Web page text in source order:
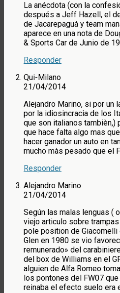
La anécdota (con la
después a Jeff Hazell, el
de Jacarepaguá y team
aparece en una nota de
& Sports Car de Junio de
Responder
Qui-Milano
21/04/2014
Alejandro Marino, si por un
por la idiosincracia de los
que son italianos tambièn,)
que hace falta algo mas
hacer ganador un auto en
mucho màs pesado que el
Responder
Alejandro Marino
21/04/2014
Según las malas lenguas (
viejo articulo sobre
pole position de Giacomelli
Glen en 1980 se vio
remunerado» del
del box de Williams en el
alguien de Alfa Romeo
los pontones del FW07
reinaba el efecto suelo era